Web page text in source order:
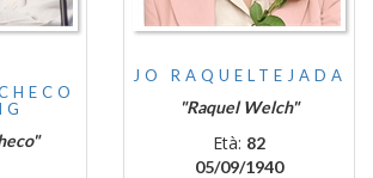
JO RAQUELTEJADA
"Raquel Welch"
Età: 82
05/09/1940